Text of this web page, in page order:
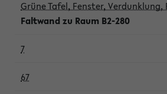
Grüne Tafel, Fenster,
Faltwand zu Raum B2-280
7
67